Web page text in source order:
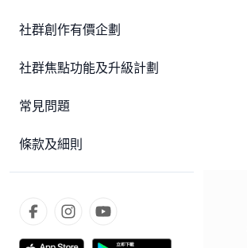
社群創作有價企劃
社群焦點功能及升級計劃
常見問題
條款及細則